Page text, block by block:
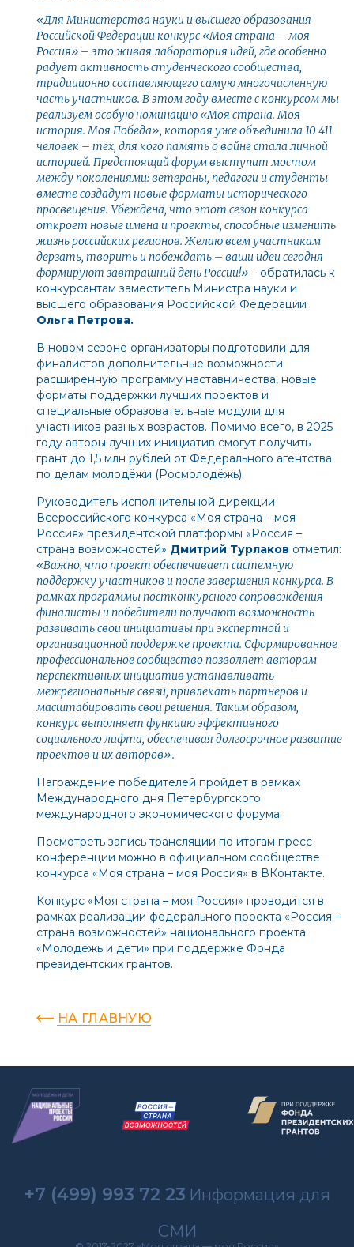
«Для Министерства науки и высшего образования
Российской Федерации конкурс «Моя страна – моя
Россия» – это живая лаборатория идей, где особенно
радует активность студенческого сообщества,
традиционно составляющего самую многочисленную
часть участников. В этом году вместе с конкурсом мы
реализуем особую номинацию «Моя страна. Моя
история. Моя Победа», которая уже объединила 10 411
человек – тех, для кого память о войне стала личной
историей. Предстоящий форум выступит мостом
между поколениями: ветераны, педагоги и студенты
вместе создадут новые форматы исторического
просвещения. Убеждена, что этот сезон конкурса
откроет новые имена и проекты, способные изменить
жизнь российских регионов. Желаю всем участникам
дерзать, творить и побеждать – ваши идеи сегодня
формируют завтрашний день России!» – обратилась к
конкурсантам заместитель Министра науки и
высшего образования Российской Федерации
Ольга Петрова.
В новом сезоне организаторы подготовили для
финалистов дополнительные возможности:
расширенную программу наставничества, новые
форматы поддержки лучших проектов и
специальные образовательные модули для
участников разных возрастов. Помимо всего, в 2025
году авторы лучших инициатив смогут получить
грант до 1,5 млн рублей от Федерального агентства
по делам молодёжи (Росмолодёжь).
Руководитель исполнительной дирекции
Всероссийского конкурса «Моя страна – моя
Россия» президентской платформы «Россия –
страна возможностей» Дмитрий Турлаков отметил:
«Важно, что проект обеспечивает системную
поддержку участников и после завершения конкурса. В
рамках программы постконкурсного сопровождения
финалисты и победители получают возможность
развивать свои инициативы при экспертной и
организационной поддержке проекта. Сформированное
профессиональное сообщество позволяет авторам
перспективных инициатив устанавливать
межрегиональные связи, привлекать партнеров и
масштабировать свои решения. Таким образом,
конкурс выполняет функцию эффективного
социального лифта, обеспечивая долгосрочное развитие
проектов и их авторов».
Награждение победителей пройдет в рамках
Международного дня Петербургского
международного экономического форума.
Посмотреть запись трансляции по итогам пресс-
конференции можно в официальном сообществе
конкурса «Моя страна – моя Россия» в ВКонтакте.
Конкурс «Моя страна – моя Россия» проводится в
рамках реализации федерального проекта «Россия –
страна возможностей» национального проекта
«Молодёжь и дети» при поддержке Фонда
президентских грантов.
НА ГЛАВНУЮ
+7 (499) 993 72 23 Информация для
СМИ